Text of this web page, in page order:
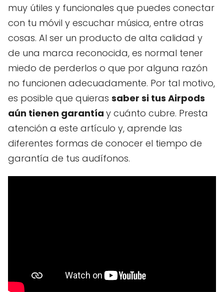
muy útiles y funcionales que puedes conectar
con tu móvil y escuchar música, entre otras
cosas. Al ser un producto de alta calidad y
de una marca reconocida, es normal tener
miedo de perderlos o que por alguna razón
no funcionen adecuadamente. Por tal motivo,
es posible que quieras saber si tus Airpods
aún tienen garantía y cuánto cubre. Presta
atención a este artículo y, aprende las
diferentes formas de conocer el tiempo de
garantía de tus audífonos.